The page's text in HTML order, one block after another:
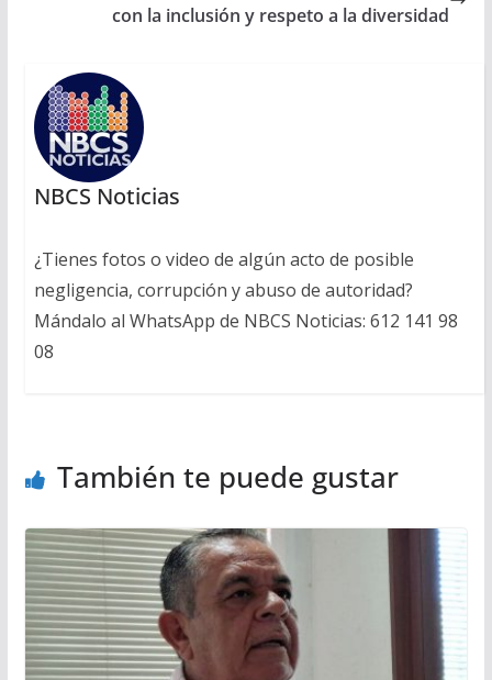
con la inclusión y respeto a la diversidad
NBCS Noticias
¿Tienes fotos o video de algún acto de posible
negligencia, corrupción y abuso de autoridad?
Mándalo al WhatsApp de NBCS Noticias: 612 141 98
08
También te puede gustar